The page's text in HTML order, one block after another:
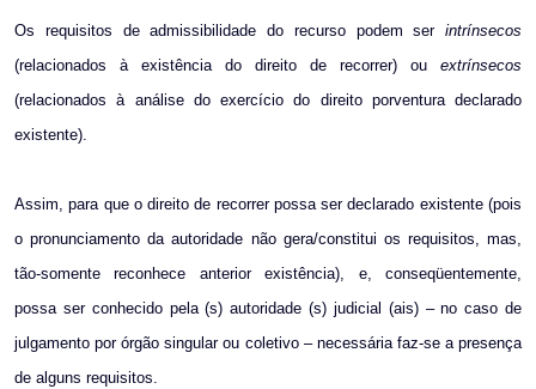
Os requisitos de admissibilidade do recurso podem serintrínsecos
(relacionados à existência do direito de recorrer) ou extrínsecos
(relacionados à análise do exercício do direito porventura declarado
existente).
Assim, para que o direito de recorrer possa ser declarado existente (pois
o pronunciamento da autoridade não gera/constitui os requisitos, mas,
tão-somente reconhece anterior existência), e, conseqüentemente,
possa ser conhecido pela (s) autoridade (s) judicial (ais) – no caso de
julgamento por órgão singular ou coletivo – necessária faz-se a presença
de alguns requisitos.